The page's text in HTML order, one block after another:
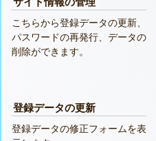
こちらから登録データの更新、
パスワードの再発行、データの
削除ができます。
登録データの更新
登録データの修正フォームを表